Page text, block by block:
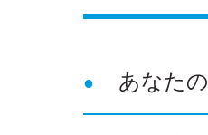
あなた